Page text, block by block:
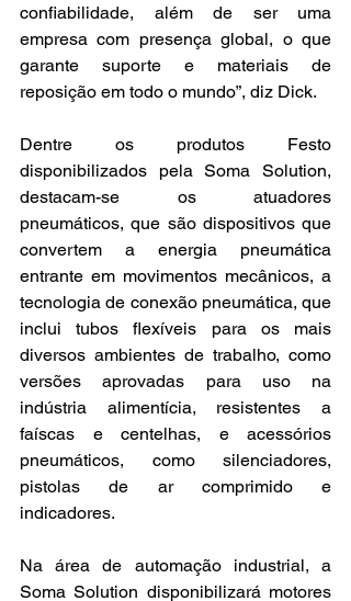
confiabilidade, além de ser uma
empresa com presença global, o que
garante suporte e materiais de
reposição em todo o mundo”, diz Dick.
Dentre os produtos Festo
disponibilizados pela Soma Solution,
destacam-se os atuadores
pneumáticos, que são dispositivos que
convertem a energia pneumática
entrante em movimentos mecânicos, a
tecnologia de conexão pneumática, que
inclui tubos flexíveis para os mais
diversos ambientes de trabalho, como
versões aprovadas para uso na
indústria alimentícia, resistentes a
faíscas e centelhas, e acessórios
pneumáticos, como silenciadores,
pistolas de ar comprimido e
indicadores.
Na área de automação industrial, a
Soma Solution disponibilizará motores